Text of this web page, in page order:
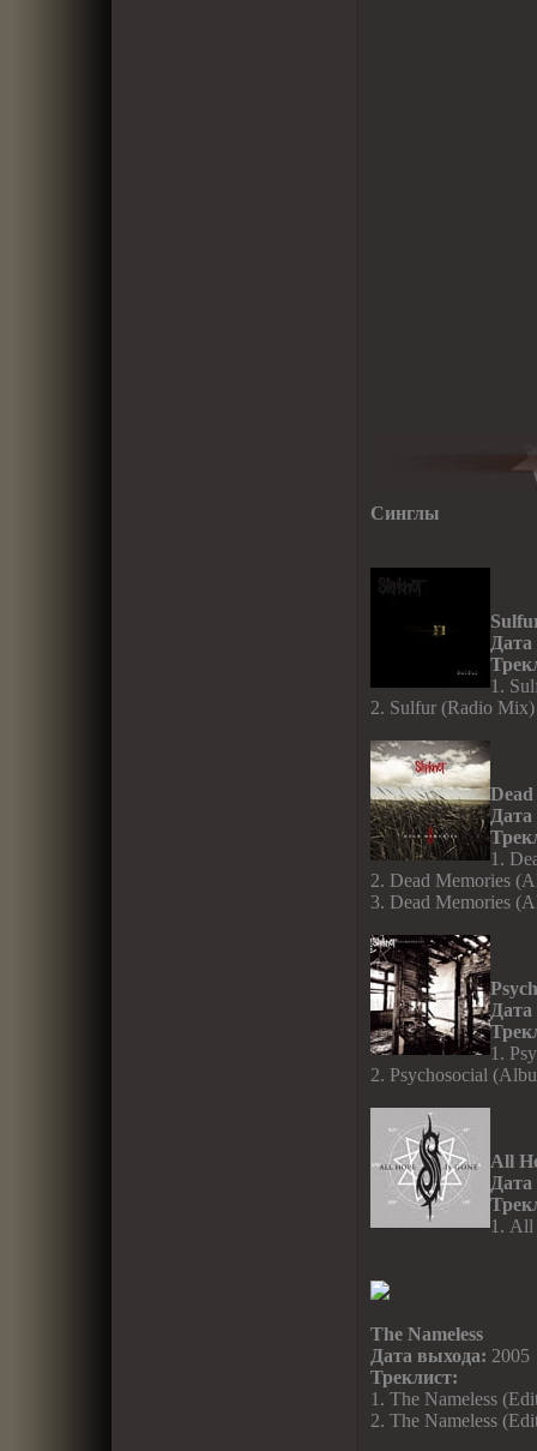
Синглы
1.
2. Sulfur (Radio Mix)
1.
2. Dead Memories
3. Dead Memories
1.
2. Psychosocial
All
1. All
The Nameless
Дата выхода: 2005
Треклист:
1. The Nameless
2. The Nameless